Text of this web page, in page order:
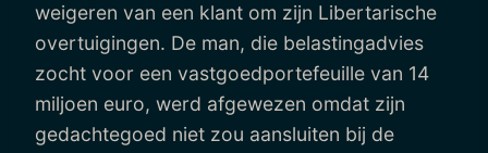
weigeren van een klant om zijn Libertarische
overtuigingen. De man, die belastingadvies
zocht voor een vastgoedportefeuille van 14
miljoen euro, werd afgewezen omdat zijn
gedachtegoed niet zou aansluiten bij de